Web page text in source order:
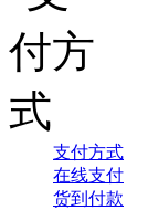
支付方式
在线支付
货到付款